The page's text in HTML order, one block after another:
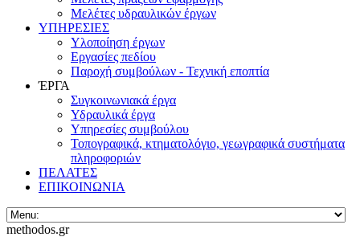
Μελέτες υδραυλικών έργων
ΥΠΗΡΕΣΙΕΣ
Υλοποίηση έργων
Εργασίες πεδίου
Παροχή συμβούλων - Τεχνική εποπτία
ΈΡΓΑ
Συγκοινωνιακά έργα
Υδραυλικά έργα
Υπηρεσίες συμβούλου
Τοπογραφικά, κτηματολόγιο, γεωγραφικά συστήματα
πληροφοριών
ΠΕΛΑΤΕΣ
ΕΠΙΚΟΙΝΩΝΙΑ
methodos.gr